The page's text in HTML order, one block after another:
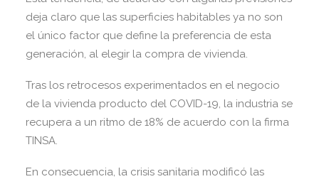
Search
deja claro que las superficies habitables ya no son
el único factor que define la preferencia de esta
generación, al elegir la compra de vivienda.
Tras los retrocesos experimentados en el negocio
de la vivienda producto del COVID-19, la industria se
recupera a un ritmo de 18% de acuerdo con la firma
TINSA.
En consecuencia, la crisis sanitaria modificó las